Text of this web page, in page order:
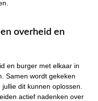
overheid en
en burger met elkaar in
Samen wordt gekeken
dit kunnen oplossen.
actief nadenken over